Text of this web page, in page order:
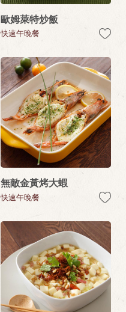
歐姆萊特炒飯
快速午晚餐
無敵金黃烤大蝦
快速午晚餐